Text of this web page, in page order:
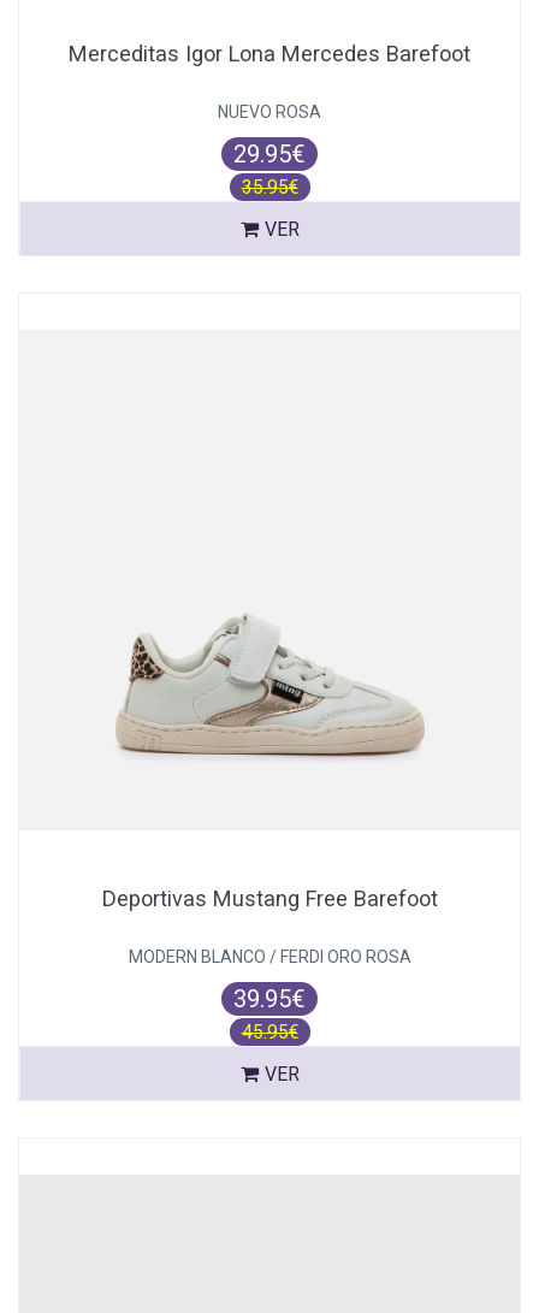
Merceditas Igor Lona Mercedes Barefoot
NUEVO ROSA
29.95€
35.95€
VER
Deportivas Mustang Free Barefoot
MODERN BLANCO / FERDI ORO ROSA
39.95€
45.95€
VER